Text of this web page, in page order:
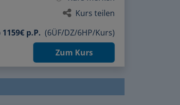
Kurs teilen
1159€ p.P.
(6ÜF/DZ/6HP/Kurs)
Zum Kurs